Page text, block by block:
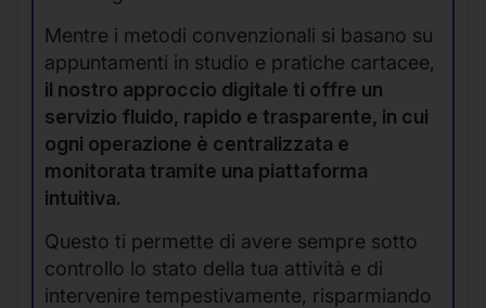
Mentre i metodi convenzionali si basano su
appuntamenti in studio e pratiche cartacee,
il nostro approccio digitale ti offre un
servizio fluido, rapido e trasparente, in cui
ogni operazione è centralizzata e
monitorata tramite una piattaforma
intuitiva.
Questo ti permette di avere sempre sotto
controllo lo stato della tua attività e di
intervenire tempestivamente, risparmiando